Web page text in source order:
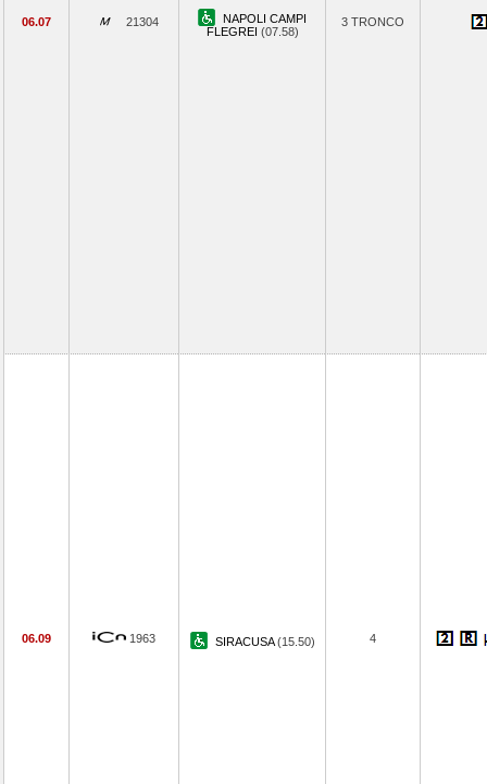
06.07 21304
NAPOLI CAMPI
FLEGREI (07.58)
3 TRONCO
06.09 1963 SIRACUSA(15.50) 4